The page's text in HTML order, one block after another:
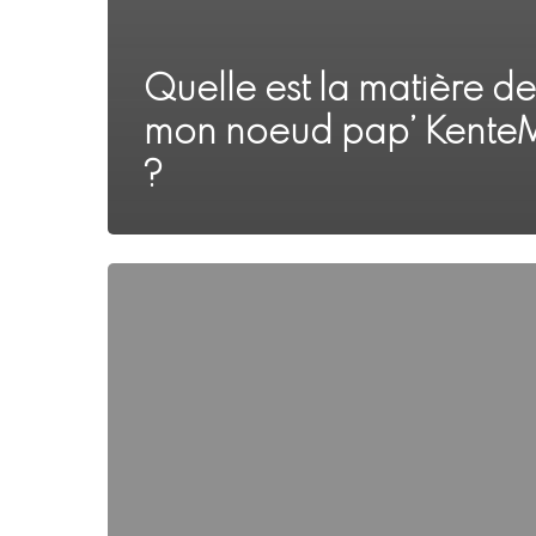
Quelle est la matière de
mon noeud pap’
?